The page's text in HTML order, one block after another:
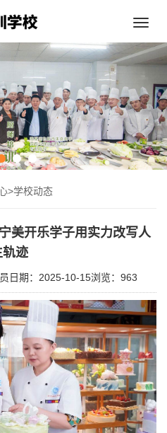
>学校动态
美开乐学子用实力改写人
轨迹
日期：2025-10-15浏览： 963